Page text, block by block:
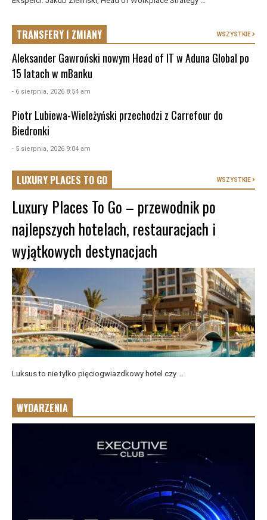
TRANSFERY I ZMIANY WSZYSTKIE
Aleksander Gawroński nowym Head of IT w Aduna Global po
15 latach w mBanku
- 6 sierpnia, 2026 8:54 am
Piotr Lubiewa-Wieleżyński przechodzi z Carrefour do
Biedronki
- 5 sierpnia, 2026 9:04 am
LUXURY PLACES TO GO WSZYSTKIE
Luxury Places To Go – przewodnik po
najlepszych hotelach, restauracjach i
wyjątkowych destynacjach
Luksus to nie tylko pięciogwiazdkowy hotel czy ...
WYDARZENIA